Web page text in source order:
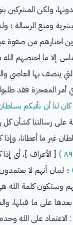
ولكن المشركين
ومنع الرسالة ؛
اختارهم من صفوة
إلا ما اختصهم الله
يتصف بها العاصي
في أمر المعجزة فقد
لنا أن نأتيكم
على رسالتنا
غير ما أعطانا،
[ الأعراف ]، أي
؛ لبيان أنهم لا
وستكون كلمة الله هي
بعدها على ما
: الاعتماد على الله